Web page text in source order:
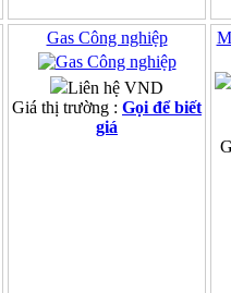
Gas Công nghiệp
Liên hệ VND
Giá thị trường : Gọi để biết
giá